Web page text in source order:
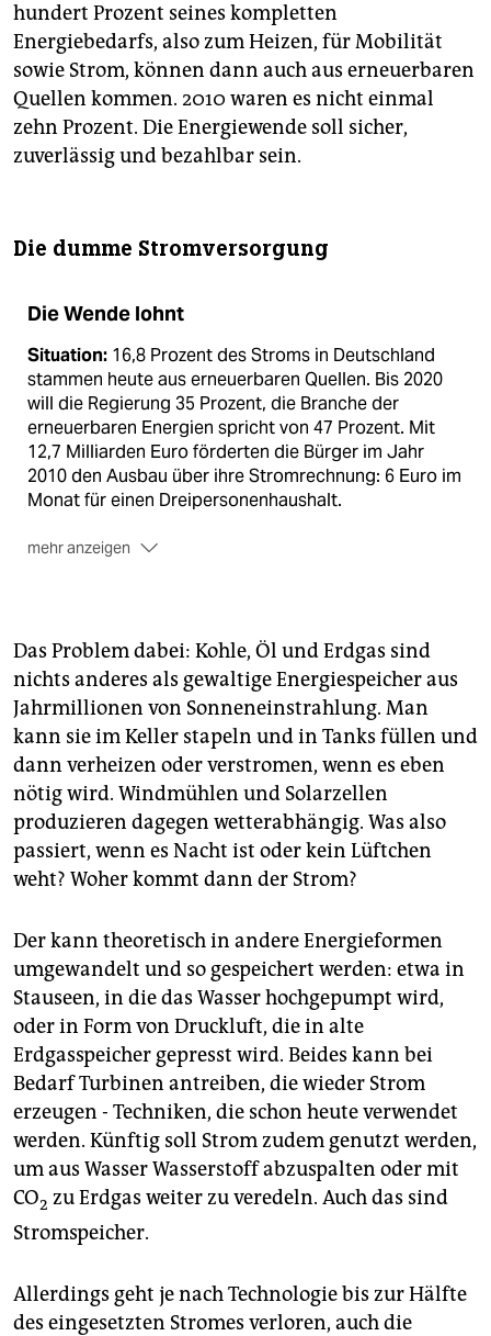
hundert Prozent seines kompletten
Energiebedarfs, also zum Heizen, für Mobilität
sowie Strom, können dann auch aus erneuerbaren
Quellen kommen. 2010 waren es nicht einmal
zehn Prozent. Die Energiewende soll sicher,
zuverlässig und bezahlbar sein.
Die dumme Stromversorgung
Die Wende lohnt
Situation: 16,8 Prozent des Stroms in Deutschland
stammen heute aus erneuerbaren Quellen. Bis 2020
will die Regierung 35 Prozent, die Branche der
erneuerbaren Energien spricht von 47 Prozent. Mit
12,7 Milliarden Euro förderten die Bürger im Jahr
2010 den Ausbau über ihre Stromrechnung: 6 Euro im
Monat für einen Dreipersonenhaushalt.
mehr anzeigen
Raumfahrt (DLR) 136 Milliarden Euro mehr als fossile
Energie. Das Deutsche Institut für
Wirtschaftsforschung kalkuliert bis dahin mit 20
Milliarden Euro pro Jahr. Dazu kommen nach
Rechnung der Bundesnetzagentur 23 bis 56 Milliarden
für die Stromnetze. Die Deutsche Energie-Agentur
spricht von Strompreiserhöhungen um 20 Prozent.
Gewinn:Volkswirtschaftlich lohnen sich die
erneuerbaren Energien: 2010 arbeiteten in
Deutschland 367.400 Menschen in der Branche. Weil
rechnet das DLR damit, dass sich ab 2020 die
Investition für Deutschland auszahlt. Bis 2050 könnte
die Energiewende vollzogen sein, der Gewinn
summiert sich gegenüber fossiler Energie dann auf
665 Milliarden Euro, wenn Öl, Gas und Kohle so teuer
werden wie angenommen. Erneuerbare führen auch
zu weniger Schadstoffen. Damit kalkuliert, sind
Erneuerbare laut DLR schon heute in der Gewinnzone.
(ia)
Das Problem dabei: Kohle, Öl und Erdgas sind
nichts anderes als gewaltige Energiespeicher aus
Jahrmillionen von Sonneneinstrahlung. Man
kann sie im Keller stapeln und in Tanks füllen und
dann verheizen oder verstromen, wenn es eben
nötig wird. Windmühlen und Solarzellen
produzieren dagegen wetterabhängig. Was also
passiert, wenn es Nacht ist oder kein Lüftchen
weht? Woher kommt dann der Strom?
Der kann theoretisch in andere Energieformen
umgewandelt und so gespeichert werden: etwa in
Stauseen, in die das Wasser hochgepumpt wird,
oder in Form von Druckluft, die in alte
Erdgasspeicher gepresst wird. Beides kann bei
Bedarf Turbinen antreiben, die wieder Strom
erzeugen - Techniken, die schon heute verwendet
werden. Künftig soll Strom zudem genutzt werden,
um aus Wasser Wasserstoff abzuspalten oder mit
CO2 zu Erdgas weiter zu veredeln. Auch das sind
Stromspeicher.
Allerdings geht je nach Technologie bis zur Hälfte
des eingesetzten Stromes verloren, auch die